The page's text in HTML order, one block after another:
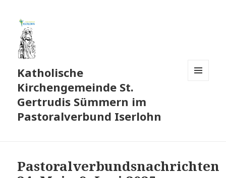
Katholische
Kirchengemeinde St.
Gertrudis Sümmern im
Pastoralverbund Iserlohn
Pastoralverbundsnachrichten